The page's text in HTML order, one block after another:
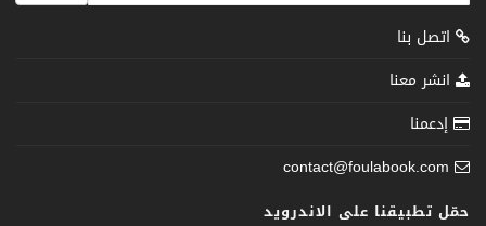
اتصل بنا
انشر معنا
إدعمنا
contact@foulabook.com
حمّل تطبيقنا على الاندرويد